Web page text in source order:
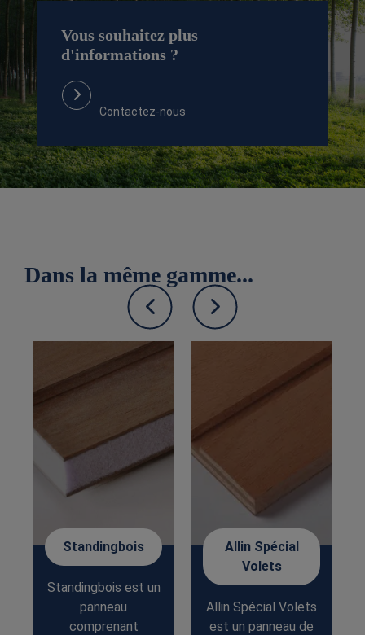
Vous souhaitez plus
d'informations ?
Contactez-nous
Dans la même gamme...
Standingbois
Standingbois est un
panneau
comprenant
Allin Spécial
Volets
Allin Spécial Volets
est un panneau de